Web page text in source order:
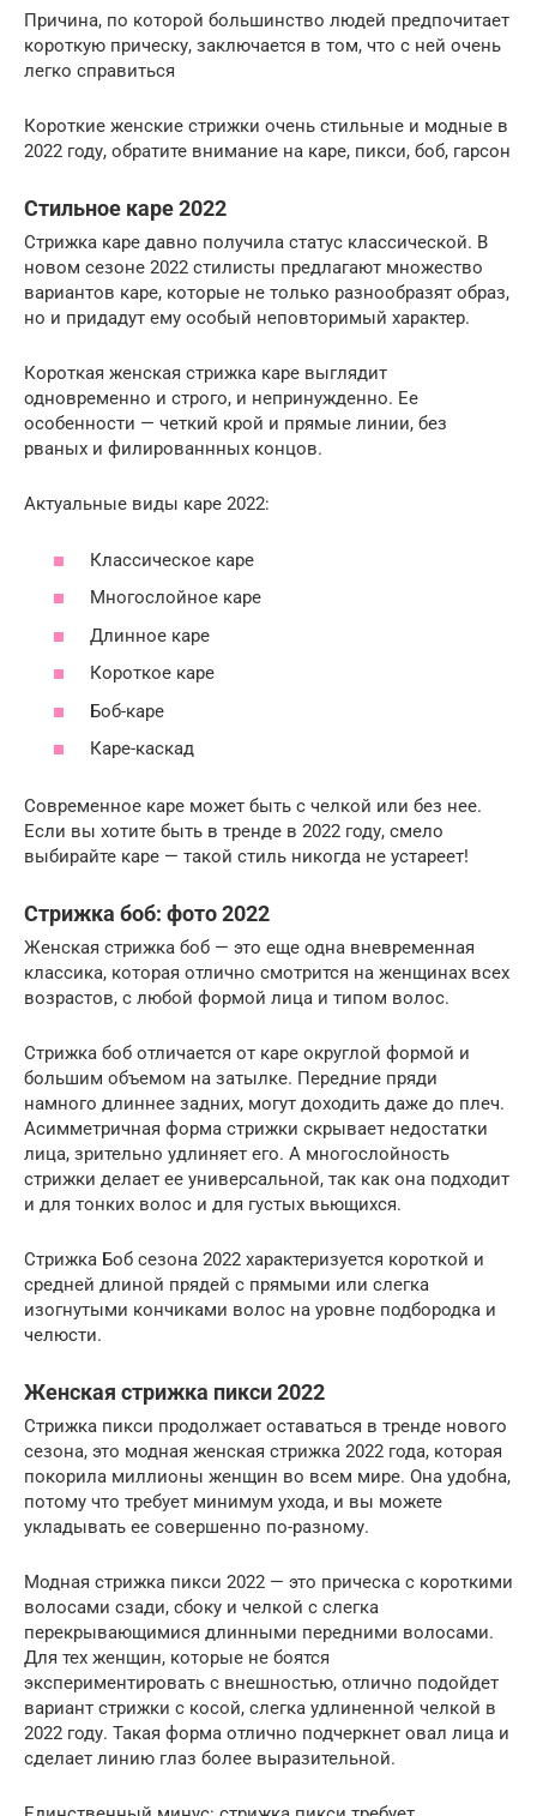
Причина, по которой большинство людей предпочитает
короткую прическу, заключается в том, что с ней очень
легко справиться
Короткие женские стрижки очень стильные и модные в
2022 году, обратите внимание на каре, пикси, боб, гарсон
Стильное каре 2022
Стрижка каре давно получила статус классической. В
новом сезоне 2022 стилисты предлагают множество
вариантов каре, которые не только разнообразят образ,
но и придадут ему особый неповторимый характер.
Короткая женская стрижка каре выглядит
одновременно и строго, и непринужденно. Ее
особенности — четкий крой и прямые линии, без
рваных и филированнных концов.
Актуальные виды каре 2022:
Классическое каре
Многослойное каре
Длинное каре
Короткое каре
Боб-каре
Каре-каскад
Современное каре может быть с челкой или без нее.
Если вы хотите быть в тренде в 2022 году, смело
выбирайте каре — такой стиль никогда не устареет!
Стрижка боб: фото 2022
Женская стрижка боб — это еще одна вневременная
классика, которая отлично смотрится на женщинах всех
возрастов, с любой формой лица и типом волос.
Стрижка боб отличается от каре округлой формой и
большим объемом на затылке. Передние пряди
намного длиннее задних, могут доходить даже до плеч.
Асимметричная форма стрижки скрывает недостатки
лица, зрительно удлиняет его. А многослойность
стрижки делает ее универсальной, так как она подходит
и для тонких волос и для густых вьющихся.
Стрижка Боб сезона 2022 характеризуется короткой и
средней длиной прядей с прямыми или слегка
изогнутыми кончиками волос на уровне подбородка и
челюсти.
Женская стрижка пикси 2022
Стрижка пикси продолжает оставаться в тренде нового
сезона, это модная женская стрижка 2022 года, которая
покорила миллионы женщин во всем мире. Она удобна,
потому что требует минимум ухода, и вы можете
укладывать ее совершенно по-разному.
Модная стрижка пикси 2022 — это прическа с короткими
волосами сзади, сбоку и челкой с слегка
перекрывающимися длинными передними волосами.
Для тех женщин, которые не боятся
экспериментировать с внешностью, отлично подойдет
вариант стрижки с косой, слегка удлиненной челкой в
2022 году. Такая форма отлично подчеркнет овал лица и
сделает линию глаз более выразительной.